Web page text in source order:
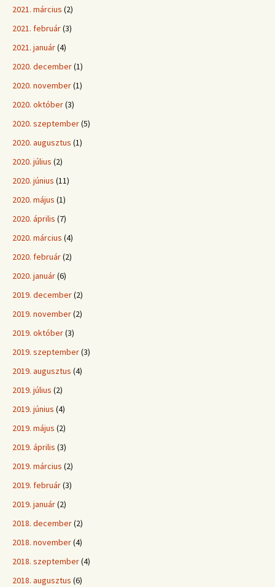
2021. március (2)
2021. február(3)
2021. január(4)
2020. december(1)
2020. november(1)
2020. október(3)
2020. szeptember(5)
2020. augusztus (1)
2020. július (2)
2020. június (11)
2020. május (1)
2020. április (7)
2020. március (4)
2020. február(2)
2020. január(6)
2019. december(2)
2019. november(2)
2019. október(3)
2019. szeptember(3)
2019. augusztus (4)
2019. július (2)
2019. június (4)
2019. május (2)
2019. április (3)
2019. március (2)
2019. február(3)
2019. január(2)
2018. december(2)
2018. november(4)
2018. szeptember(4)
2018. augusztus (6)